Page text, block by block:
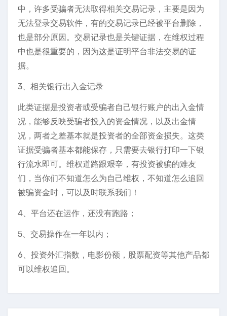
中，许多受骗者无法取得相关交易记录，主要是因为
无法登录交易软件，有的交易记录已经被平台删除，
也是部分原因。交易记录也是关键证据，在维权过程
中也是很重要的，因为这是证明平台非法交易的证
据。
3、相关银行出入金记录
此类证据是投资者或受骗者自己银行账户的出入金情
况，能够反映受骗者投入的资金情况，以及出金情
况，两者之差基本就是投资者的全部资金损失。这类
证据受骗者基本都能保存，只需要去银行打印一下银
行流水即可。维权道路跟艰辛，有投资被骗的难友
们，当你们不知道怎么为自己维权，不知道怎么追回
被骗资金时，可以及时联系我们！
4、平台还在运作，还没有跑路；
5、交易操作在一年以内；
6、投资外汇指数，电影份额，股票配资等其他产品都
可以维权追回。